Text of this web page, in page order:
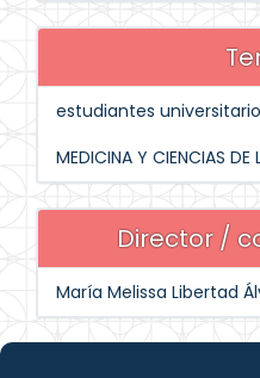
estudiantes
MEDICINA Y CIENCIAS DE
Director /
María Melissa Libertad